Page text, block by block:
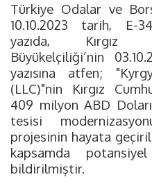
Türkiye Odalar ve
10.10.2023 tarih, E-
yazıda, Kırgız
Büyükelçiliği’nin
yazısına atfen;
(LLC)"nin Kırgız
409 milyon ABD
tesisi
projesinin hayata
kapsamda potansiyel
bildirilmiştir.